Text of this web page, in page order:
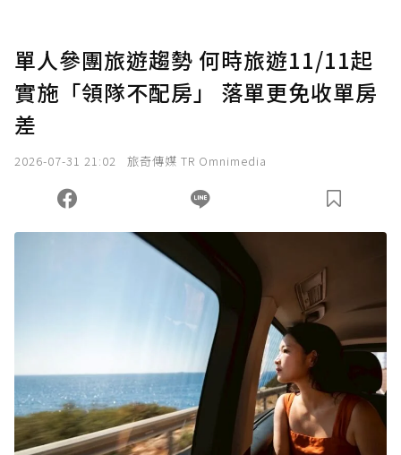
確認送出
您當前剩餘 U 利點數：0點；前往 購買點數
單人參團旅遊趨勢 何時旅遊11/11起
實施「領隊不配房」 落單更免收單房
差
2026-07-31 21:02 旅奇傳媒 TR Omnimedia